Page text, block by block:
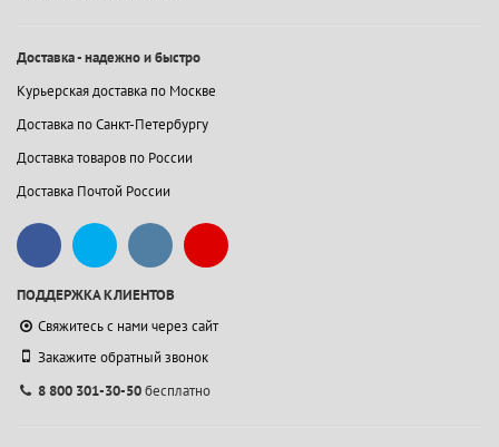
Доставка - надежно и быстро
Курьерская доставка по Москве
Доставка по Санкт-Петербургу
Доставка товаров по России
Доставка Почтой России
ПОДДЕРЖКА КЛИЕНТОВ
Свяжитесь с нами через сайт
Закажите обратный звонок
8 800 301-30-50бесплатно